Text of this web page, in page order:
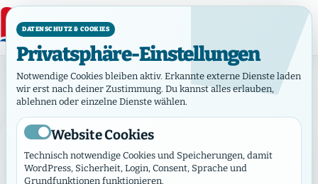
Schlagwort: Bericht
Schlagwort:Bericht
DATENSCHUTZ & COOKIES
Privatsphäre-Einstellungen
Notwendige Cookies bleiben aktiv. Erkannte externe Dienste laden
wir erst nach deiner Zustimmung. Du kannst alles erlauben,
ablehnen oder einzelne Dienste wählen.
Website Cookies
Technisch notwendige Cookies und Speicherungen, damit
WordPress, Sicherheit, Login, Consent, Sprache und
Grundfunktionen funktionieren.